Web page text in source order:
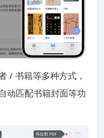
/ 书籍等多种方式，
动匹配书籍封面等功